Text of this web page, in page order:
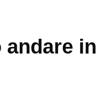
andare in